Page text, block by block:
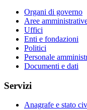
Organi di governo
Aree
Uffici
Enti e fondazioni
Politici
Personale
Documenti e dati
Servizi
Anagrafe e stato